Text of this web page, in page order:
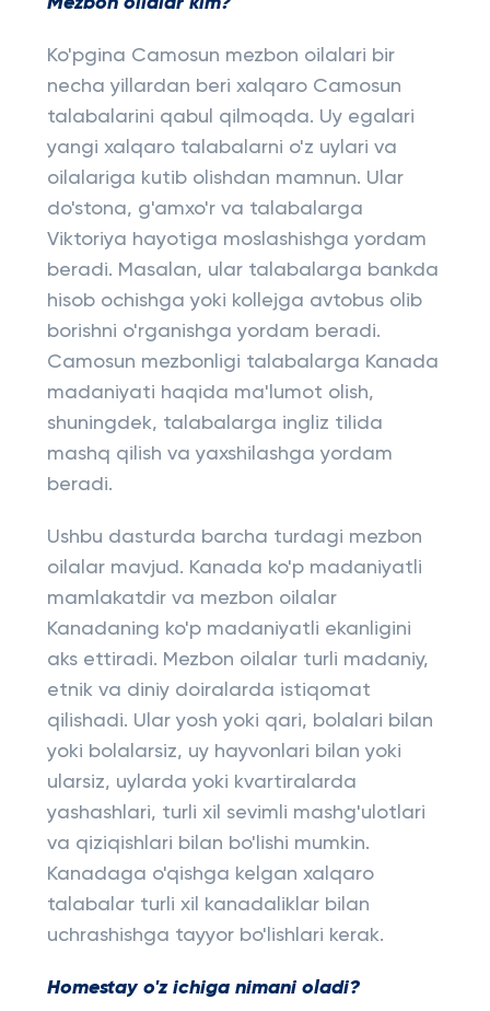
Ko'pgina Camosun mezbon oilalari bir
necha yillardan beri xalqaro Camosun
talabalarini qabul qilmoqda. Uy egalari
yangi xalqaro talabalarni o'z uylari va
oilalariga kutib olishdan mamnun. Ular
do'stona, g'amxo'r va talabalarga
Viktoriya hayotiga moslashishga yordam
beradi. Masalan, ular talabalarga bankda
hisob ochishga yoki kollejga avtobus olib
borishni o'rganishga yordam beradi.
Camosun mezbonligi talabalarga Kanada
madaniyati haqida ma'lumot olish,
shuningdek, talabalarga ingliz tilida
mashq qilish va yaxshilashga yordam
beradi.
Ushbu dasturda barcha turdagi mezbon
oilalar mavjud. Kanada ko'p madaniyatli
mamlakatdir va mezbon oilalar
Kanadaning ko'p madaniyatli ekanligini
aks ettiradi. Mezbon oilalar turli madaniy,
etnik va diniy doiralarda istiqomat
qilishadi. Ular yosh yoki qari, bolalari bilan
yoki bolalarsiz, uy hayvonlari bilan yoki
ularsiz, uylarda yoki kvartiralarda
yashashlari, turli xil sevimli mashg'ulotlari
va qiziqishlari bilan bo'lishi mumkin.
Kanadaga o'qishga kelgan xalqaro
talabalar turli xil kanadaliklar bilan
uchrashishga tayyor bo'lishlari kerak.
Homestay o'z ichiga nimani oladi?